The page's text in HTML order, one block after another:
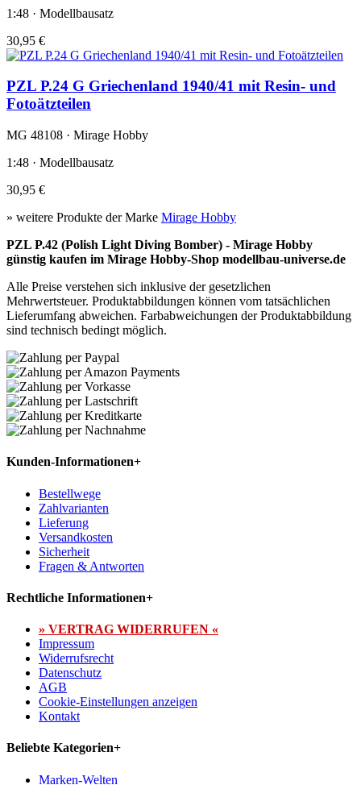
1:48 · Modellbausatz
30,95 €
PZL P.24 G Griechenland 1940/41 mit Resin- und
Fotoätzteilen
MG 48108 · Mirage Hobby
1:48 · Modellbausatz
30,95 €
» weitere Produkte der Marke Mirage Hobby
PZL P.42 (Polish Light Diving Bomber) - Mirage Hobby
günstig kaufen im Mirage Hobby-Shop modellbau-universe.de
Alle Preise verstehen sich inklusive der gesetzlichen
Mehrwertsteuer. Produktabbildungen können vom tatsächlichen
Lieferumfang abweichen. Farbabweichungen der Produktabbildung
sind technisch bedingt möglich.
Kunden-Informationen+
Bestellwege
Zahlvarianten
Lieferung
Versandkosten
Sicherheit
Fragen & Antworten
Rechtliche Informationen+
» VERTRAG WIDERRUFEN «
Impressum
Widerrufsrecht
Datenschutz
AGB
Cookie-Einstellungen anzeigen
Kontakt
Beliebte Kategorien+
Marken-Welten